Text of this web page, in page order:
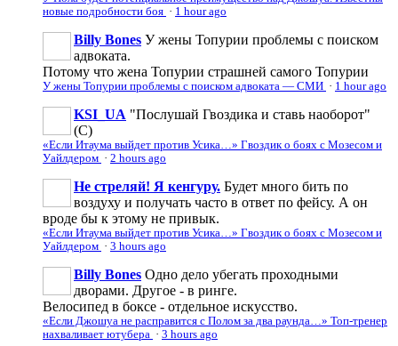
новые подробности боя · 1 hour ago
Billy Bones У жены Топурии проблемы с поиском
адвоката.
Потому что жена Топурии страшней самого Топурии
У жены Топурии проблемы с поиском адвоката — СМИ · 1 hour ago
KSI_UA "Послушай Гвоздика и ставь наоборот"
(С)
«Если Итаума выйдет против Усика…» Гвоздик о боях с Мозесом и
Уайлдером · 2 hours ago
Не стреляй! Я кенгуру. Будет много бить по
воздуху и получать часто в ответ по фейсу. А он
вроде бы к этому не привык.
«Если Итаума выйдет против Усика…» Гвоздик о боях с Мозесом и
Уайлдером · 3 hours ago
Billy Bones Одно дело убегать проходными
дворами. Другое - в ринге.
Велосипед в боксе - отдельное искусство.
«Если Джошуа не расправится с Полом за два раунда…» Топ-тренер
нахваливает ютубера · 3 hours ago